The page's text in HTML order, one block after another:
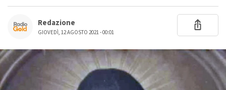
Redazione
GIOVEDÌ, 12 AGOSTO 2021 - 00:01